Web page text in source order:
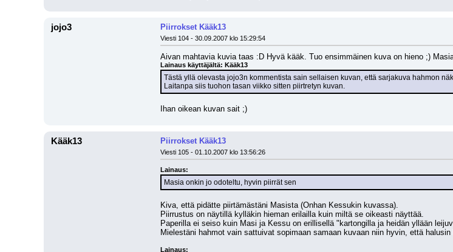
jojo3 Piirrokset Kääk13
Viesti 104 - 30.09.2007 klo 15:29:54
Aivan mahtavia kuvia taas :D Hyvä kääk. Tuo ensimmäinen kuva on hieno ;)
Lainaus käyttäjältä: Kääk13
Tästä yllä olevasta jojo3n kommentista sain sellaisen kuvan, että sarjakuva hahmon
Laitanpa siis tuohon tasan viikko sitten piirtretyn kuvan.
Ihan oikean kuvan sait ;)
Kääk13 Piirrokset Kääk13
Viesti 105 - 01.10.2007 klo 13:56:26
Lainaus:
Masia onkin jo odoteltu, hyvin piirrät sen
Kiva, että pidätte piirtämästäni Masista (Onhan Kessukin kuvassa).
Piirrustus on näytillä kylläkin hieman erilailla kuin miltä se oikeasti näyttää.
Paperilla ei seiso kuin Masi ja Kessu on erillisellä "kartongilla ja heidän yllään
Mielestäni hahmot vain sattuivat sopimaan samaan kuvaan niin hyvin, että
Lainaus: